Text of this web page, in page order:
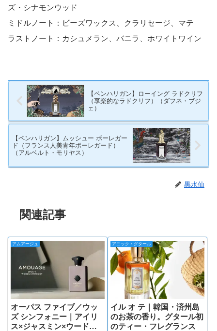
ズ・シナモンウッド
ミドルノート：ビーズワックス、クラリセージ、マテ
ラストノート：カシュメラン、バニラ、ホワイトワイン
【ペンハリガン】ローイング ラドクリフ
（享楽的なラドクリフ）（ダフネ・ブジ
ェ）
【ペンハリガン】ムッシュー ボーレガー
ド（フランス人美青年ボーレガード）
（アルベルト・モリヤス）
黒水仙
関連記事
アムアージュ
オーパス ファイブ／ウッ
ズ シンフォニー｜アイリ
ス×ジャスミン×ウードの
アニック・グタール
イル オ テ｜韓国・済州島
のお茶の香り。グタール初
のティー・フレグランス